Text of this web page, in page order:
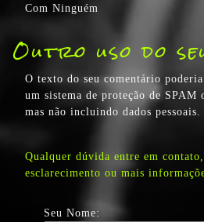
Com Ninguém
Outro uso do
O texto do seu comentário
um sistema de proteção de
mas não incluindo dados pessoais.
Qualquer dúvida entre em
esclarecimento ou mais
Seu Nome: